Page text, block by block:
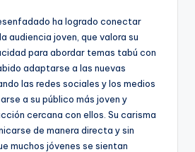
ha logrado conectar
audiencia joven, que valora su
para abordar temas tabú con
adaptarse a las nuevas
las redes sociales y los medios
a su público más joven y
cercana con ellos. Su carisma
de manera directa y sin
muchos jóvenes se sientan